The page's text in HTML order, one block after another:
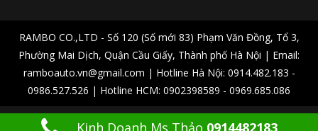
RAMBO CO.,LTD - Số 120 (Số mới 83) Phạm Văn Đồng, Tổ 3,
Phường Mai Dịch, Quận Cầu Giấy, Thành phố Hà Nội | Email:
ramboauto.vn@gmail.com | Hotline Hà Nội: 0914.482.183 -
0986.527.526 | Hotline HCM: 0902398589 - 0969.685.086
Kinh Doanh Ms Thảo 0914482183